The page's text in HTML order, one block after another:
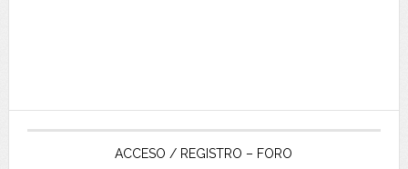
ACCESO / REGISTRO – FORO